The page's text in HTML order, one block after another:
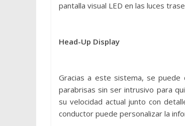
pantalla visual LED en las luces
Head-Up Display
Gracias a este sistema, se puede
parabrisas sin ser intrusivo para
su velocidad actual junto con
conductor puede personalizar la